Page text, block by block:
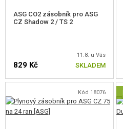
OUTDOOR A BUSHCRAFT
STAVEBNICE, MODELY
REKLAMNÍ PŘEDMĚTY
POŠKOZENÉ, POUŽITÉ ZBOŽÍ
ASG CO2 zásobník pro ASG
CZ Shadow 2 / TS 2
11.8. u Vás
829 Kč SKLADEM
Kód 18076